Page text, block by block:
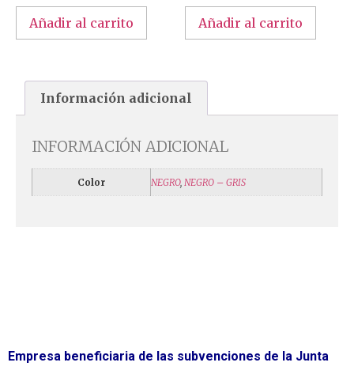
Añadir al carrito Añadir al carrito
Información adicional
INFORMACIÓN ADICIONAL
Color NEGRO, NEGRO – GRIS
Empresa beneficiaria de las subvenciones de la Junta